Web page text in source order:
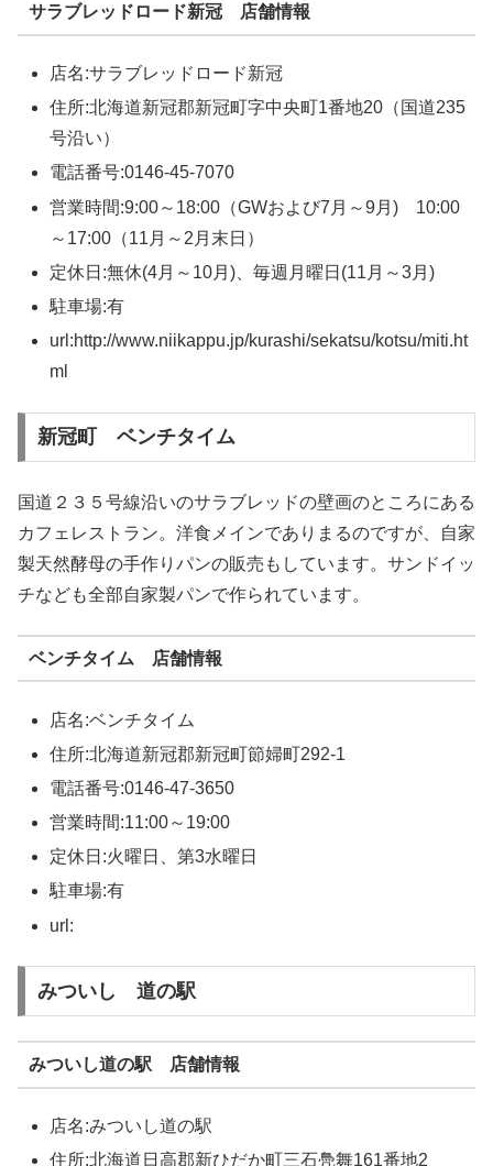
サラブレッドロード新冠 店舗情報
店名:サラブレッドロード新冠
住所:北海道新冠郡新冠町字中央町1番地20（国道235
号沿い）
電話番号:0146-45-7070
営業時間:9:00～18:00（GWおよび7月～9月) 10:00
～17:00（11月～2月末日）
定休日:無休(4月～10月)、毎週月曜日(11月～3月)
駐車場:有
url:http://www.niikappu.jp/kurashi/sekatsu/kotsu/miti.ht
ml
新冠町 ベンチタイム
国道２３５号線沿いのサラブレッドの壁画のところにある
カフェレストラン。洋食メインでありまるのですが、自家
製天然酵母の手作りパンの販売もしています。サンドイッ
チなども全部自家製パンで作られています。
ベンチタイム 店舗情報
店名:ベンチタイム
住所:北海道新冠郡新冠町節婦町292-1
電話番号:0146-47-3650
営業時間:11:00～19:00
定休日:火曜日、第3水曜日
駐車場:有
url:
みついし 道の駅
みついし道の駅 店舗情報
店名:みついし道の駅
住所:北海道日高郡新ひだか町三石鳧舞161番地2